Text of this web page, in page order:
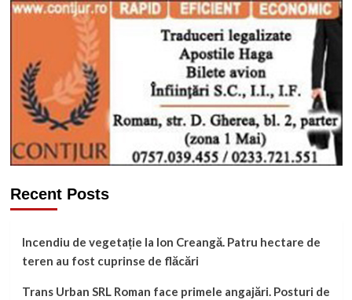
Recent Posts
Incendiu de vegetație la Ion Creangă. Patru hectare de
teren au fost cuprinse de flăcări
Trans Urban SRL Roman face primele angajări. Posturi de